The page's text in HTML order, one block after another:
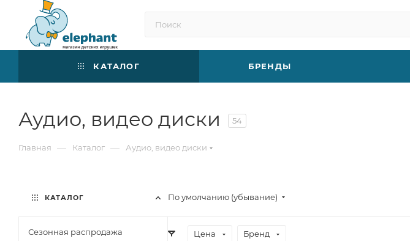
КАТАЛОГ БРЕНДЫ
Аудио, видео диски 54
Главная — Каталог — Аудио, видео диски
По умолчанию (убывание)
Цена Бренд
КАТАЛОГ
Сезонная распродажа